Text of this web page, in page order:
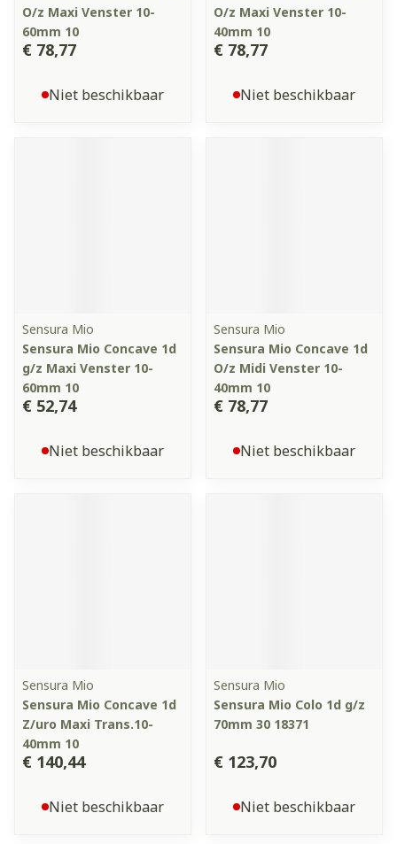
O/z Maxi Venster 10-
60mm 10
€ 78,77
Niet beschikbaar
O/z Maxi Venster 10-
40mm 10
€ 78,77
Niet beschikbaar
Sensura Mio
Sensura Mio Concave 1d
g/z Maxi Venster 10-
60mm 10
€ 52,74
Niet beschikbaar
Sensura Mio
Sensura Mio Concave 1d
O/z Midi Venster 10-
40mm 10
€ 78,77
Niet beschikbaar
Sensura Mio
Sensura Mio Concave 1d
Z/uro Maxi Trans.10-
40mm 10
€ 140,44
Niet beschikbaar
Sensura Mio
Sensura Mio Colo 1d g/z
70mm 30 18371
€ 123,70
Niet beschikbaar